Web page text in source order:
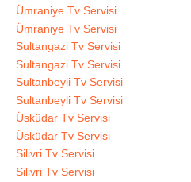
Ümraniye Tv Servisi
Ümraniye Tv Servisi
Sultangazi Tv Servisi
Sultangazi Tv Servisi
Sultanbeyli Tv Servisi
Sultanbeyli Tv Servisi
Üsküdar Tv Servisi
Üsküdar Tv Servisi
Silivri Tv Servisi
Silivri Tv Servisi